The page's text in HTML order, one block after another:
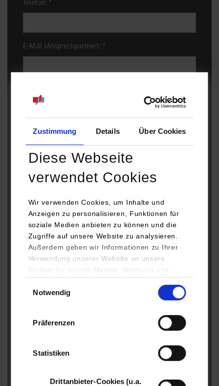
Zustimmung Details Über Cookies
Diese Webseite
verwendet Cookies
Wir verwenden Cookies, um Inhalte und
Anzeigen zu personalisieren, Funktionen für
soziale Medien anbieten zu können und die
Zugriffe auf unsere Website zu analysieren.
Außerdem geben wir Informationen zu Ihrer
Verwendung unserer Website an unsere
Partner für soziale Medien, Werbung und
YouTube, Google Maps) führen diese
Daten zusammen, die Sie ihnen bereitgestellt
haben oder die sie im Rahmen Ihrer Nutzung
Notwendig
Präferenzen
Statistiken
Drittanbieter-Cookies (u.a.
Telefon: *
E-Mail (Ansprechpartner): *
Stichpunkte der vorgesehenen Arbeitsfelder:
Studienrichtungen mit Studienschwerpunkt:*
Gesamtanzahl der Plätze:
Gesamtanzahl aus Theoriebeginn, Praxisbeginn, ohne
Wunsch*